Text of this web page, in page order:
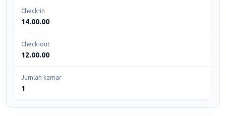
Check-in
14.00.00
Check-out
12.00.00
Jumlah kamar
1